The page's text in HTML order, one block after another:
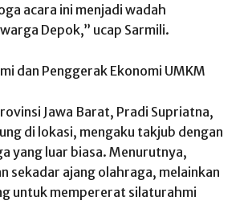
acara ini menjadi wadah
Depok,” ucap Sarmili.
dan Penggerak Ekonomi UMKM
Jawa Barat, Pradi Supriatna,
di lokasi, mengaku takjub dengan
yang luar biasa. Menurutnya,
sekadar ajang olahraga, melainkan
untuk mempererat silaturahmi